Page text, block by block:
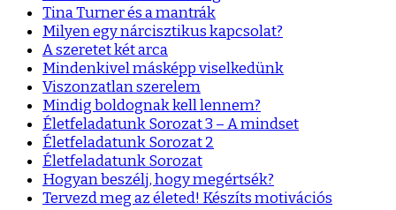
Tina Turner és a mantrák
Milyen egy nárcisztikus kapcsolat?
A szeretet két arca
Mindenkivel másképp viselkedünk
Viszonzatlan szerelem
Mindig boldognak kell lennem?
Életfeladatunk Sorozat 3 – A mindset
Életfeladatunk Sorozat 2
Életfeladatunk Sorozat
Hogyan beszélj, hogy megértsék?
Tervezd meg az életed! Készíts motivációs